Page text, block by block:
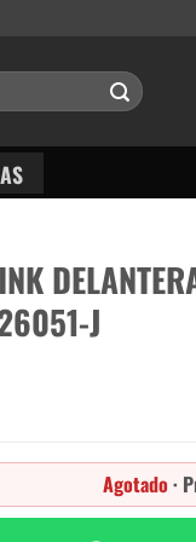
J
Agotado ·